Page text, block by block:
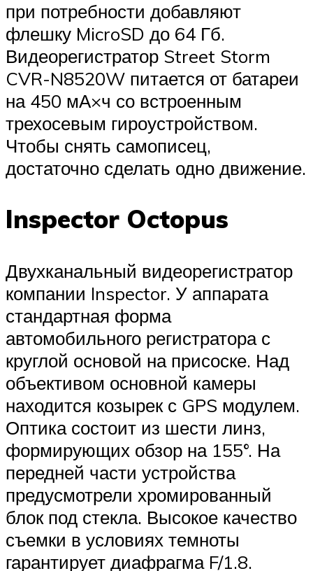
при потребности добавляют
флешку MicroSD до 64 Гб.
Видеорегистратор Street Storm
CVR-N8520W питается от батареи
на 450 мА×ч со встроенным
трехосевым гироустройством.
Чтобы снять самописец,
достаточно сделать одно движение.
Inspector Octopus
Двухканальный видеорегистратор
компании Inspector. У аппарата
стандартная форма
автомобильного регистратора с
круглой основой на присоске. Над
объективом основной камеры
находится козырек с GPS модулем.
Оптика состоит из шести линз,
формирующих обзор на 155°. На
передней части устройства
предусмотрели хромированный
блок под стекла. Высокое качество
съемки в условиях темноты
гарантирует диафрагма F/1.8.